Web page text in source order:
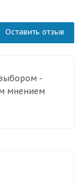
Оставить отзыв
-
мнением